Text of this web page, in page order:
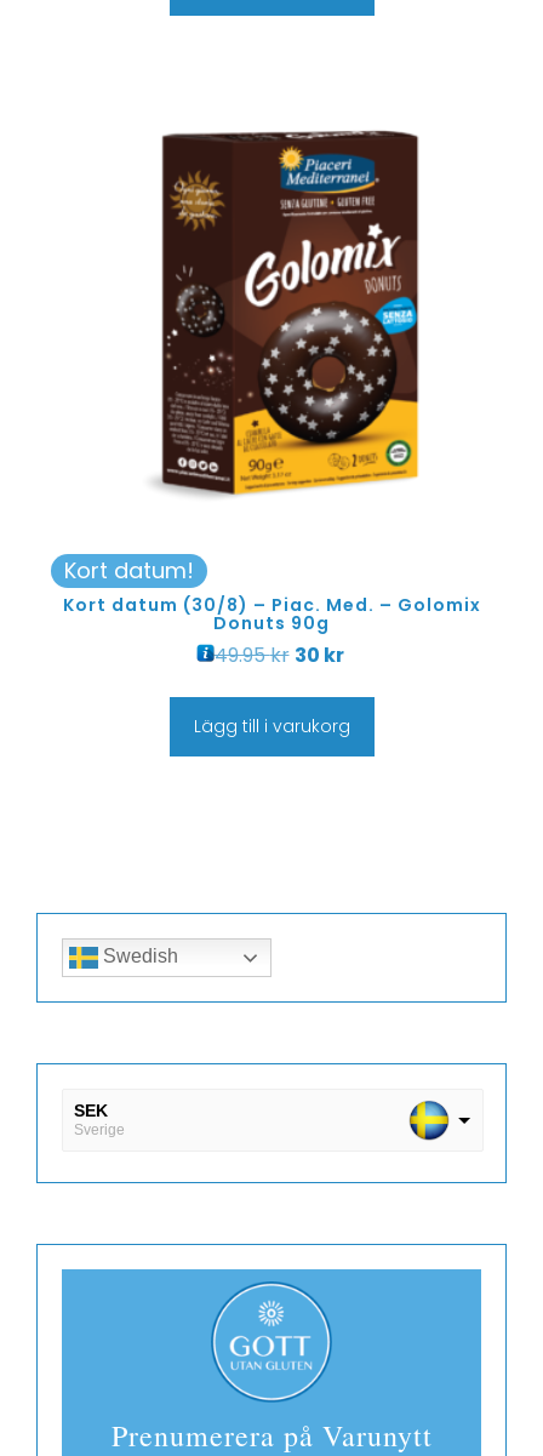
Kort datum!
Kort datum (30/8) – Piac. Med. – Golomix
Donuts 90g
49.95kr 30 kr
Lägg till i varukorg
Swedish
SEK
Sverige
EUR
Prenumerera på Varunytt